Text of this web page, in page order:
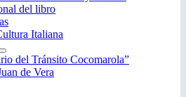
del libro
Italiana
del Tránsito Cocomarola”
de Vera